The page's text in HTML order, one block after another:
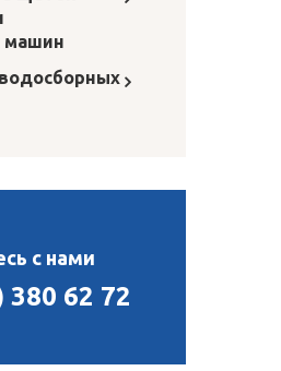
машин
с нами
380 62 72